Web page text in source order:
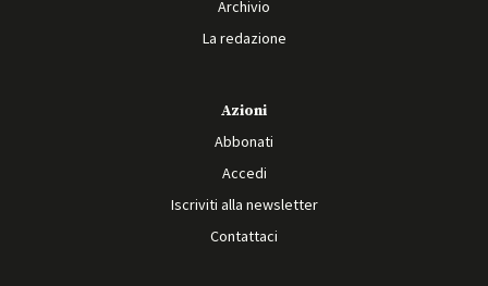
Archivio
La redazione
Azioni
Abbonati
Accedi
Iscriviti alla newsletter
Contattaci